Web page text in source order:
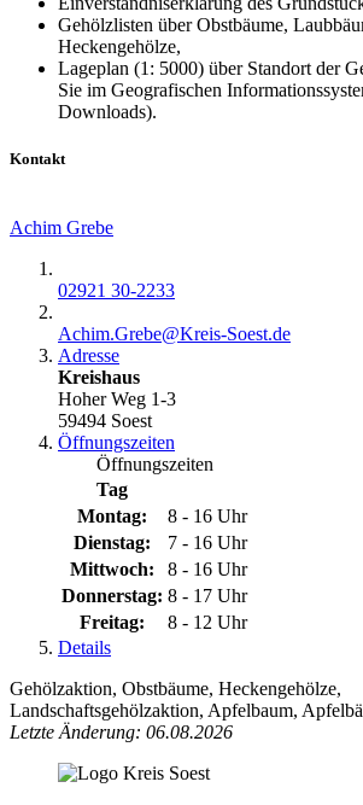
Gehölzlisten über Obstbäume,
Heckengehölze,
Lageplan (1: 5000) über Standort der
Sie im Geografischen
Downloads).
Kontakt
Achim Grebe
02921 30-2233
Achim.Grebe@​Kreis-Soest.de
Adresse
Kreishaus
Hoher Weg 1-3
59494 Soest
Öffnungszeiten
Öffnungszeiten
Tag
Montag:
8 - 16 Uhr
Dienstag:
7 - 16 Uhr
Mittwoch:
8 - 16 Uhr
Donnerstag: 8 - 17 Uhr
Freitag:
8 - 12 Uhr
Details
Gehölzaktion, Obstbäume, Heckengehölze,
Landschaftsgehölzaktion, Apfelbaum,
Letzte Änderung: 06.08.2026